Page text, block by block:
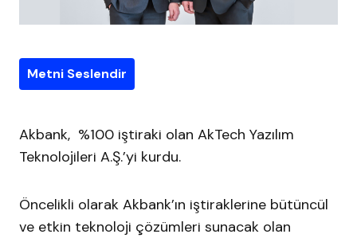
Metni Seslendir
Akbank, %100 iştiraki olan AkTech Yazılım
Teknolojileri A.Ş.’yi kurdu.
Öncelikli olarak Akbank’ın iştiraklerine bütüncül
ve etkin teknoloji çözümleri sunacak olan